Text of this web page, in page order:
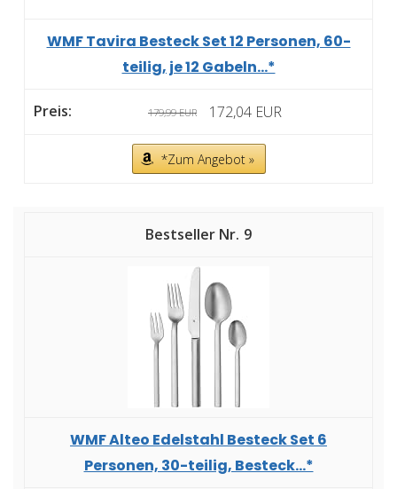
WMF Tavira Besteck Set 12 Personen, 60-
teilig, je 12 Gabeln...*
179,99 EUR 172,04 EUR
*Zum Angebot »
9
WMF Alteo Edelstahl Besteck Set 6
Personen, 30-teilig, Besteck...*